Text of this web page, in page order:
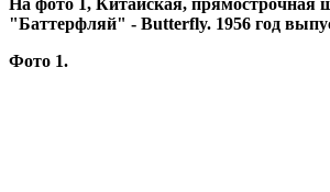
"Баттерфляй" - Butterfly. 1956 год
Фото 1.